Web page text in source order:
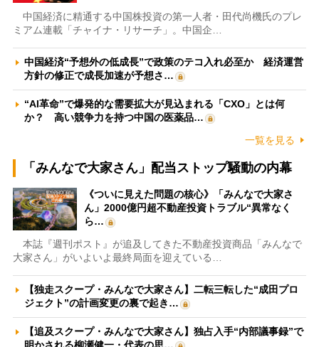
中国経済に精通する中国株投資の第一人者・田代尚機氏のプレ
ミアム連載「チャイナ・リサーチ」。中国企…
中国経済“予想外の低成長”で政策のテコ入れ必至か 経済運営
方針の修正で成長加速が予想さ…
“AI革命”で爆発的な需要拡大が見込まれる「CXO」とは何
か？ 高い競争力を持つ中国の医薬品…
一覧を見る
「みんなで大家さん」配当ストップ騒動の内幕
《ついに見えた問題の核心》「みんなで大家さ
ん」2000億円超不動産投資トラブル“異常なく
ら…
本誌『週刊ポスト』が追及してきた不動産投資商品「みんなで
大家さん」がいよいよ最終局面を迎えている…
【独走スクープ・みんなで大家さん】二転三転した“成田プロ
ジェクト”の計画変更の裏で起き…
【追及スクープ・みんなで大家さん】独占入手“内部議事録”で